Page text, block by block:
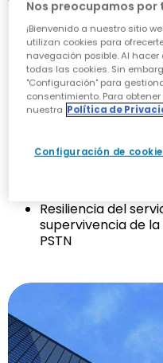
Features
Admite hasta 64
sesiones SBC
Sólida defensa
cibernéticos, DoS
Resiliencia del
supervivencia de
PSTN
Nos preocupamos
¡Bienvenido a nuestro sitio
utilizan cookies para
navegación posible. Al hacer
todas las cookies. Sin
"Configuración" para
consentimiento. Para
nuestra Política de
Configuración de